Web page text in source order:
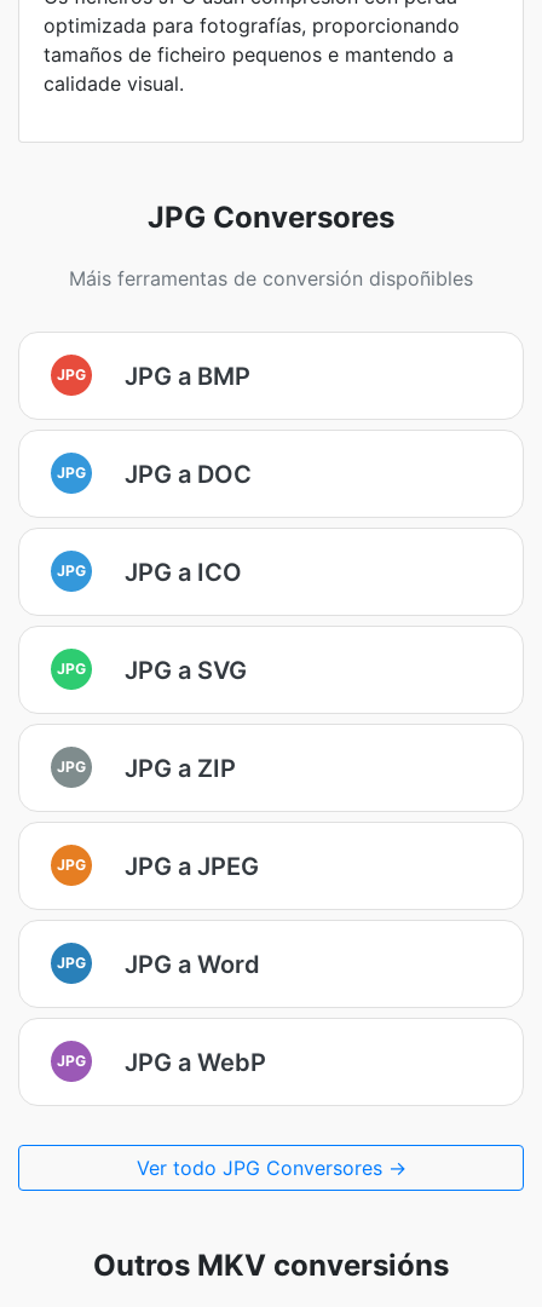
optimizada para fotografías, proporcionando
tamaños de ficheiro pequenos e mantendo a
calidade visual.
JPG Conversores
Máis ferramentas de conversión dispoñibles
JPG JPG a BMP
JPG JPG a DOC
JPG JPG a ICO
JPG JPG a SVG
JPG JPG a ZIP
JPG JPG a JPEG
JPG JPG a Word
JPG JPG a WebP
Ver todo JPG Conversores →
Outros MKV conversións